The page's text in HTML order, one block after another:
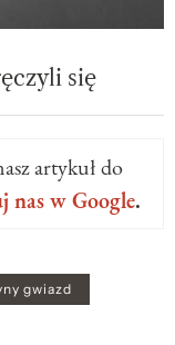
się
artykuł do
nas w Google.
gwiazd